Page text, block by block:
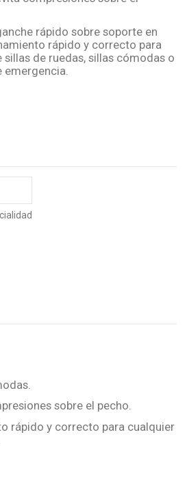
rápido sobre soporte en
rápido y correcto para
de ruedas, sillas cómodas o
sobre el pecho.
rápido y correcto para cualquier